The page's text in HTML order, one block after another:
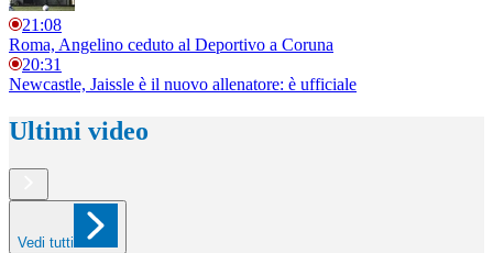
21:08
Roma, Angelino ceduto al Deportivo a Coruna
20:31
Newcastle, Jaissle è il nuovo allenatore: è ufficiale
Ultimi video
Vedi tutti